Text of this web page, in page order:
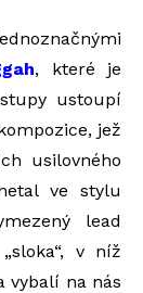
, které je
ustoupí
jež
usilovného
ve stylu
lead
v níž
vybalí na nás